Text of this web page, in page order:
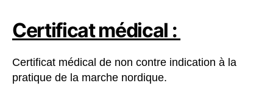
Certificat médical :
Certificat médical de non contre indication à la
pratique de la marche nordique.